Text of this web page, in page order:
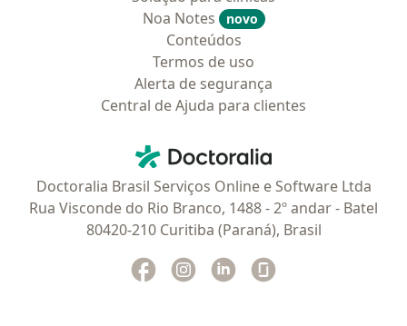
Noa Notes
novo
Conteúdos
Termos de uso
Alerta de segurança
Central de Ajuda para clientes
Doctoralia - Homepage
Doctoralia Brasil Serviços Online e Software Ltda
Rua Visconde do Rio Branco, 1488 - 2º andar - Batel
80420-210 Curitiba (Paraná), Brasil
Facebook
abre num novo separador
Instagram
abre num novo separador
Linkedin
abre num novo